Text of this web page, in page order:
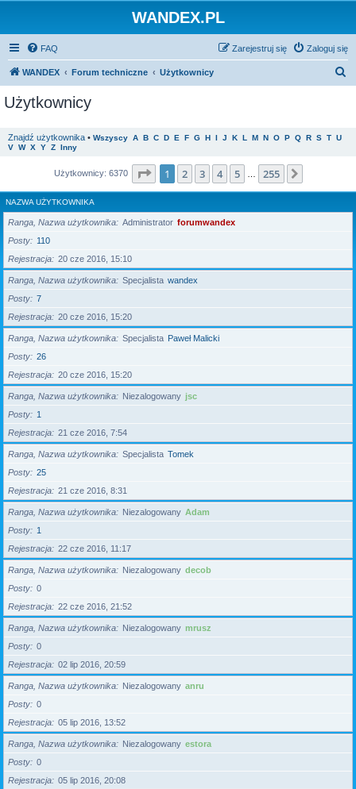
WANDEX.PL
FAQ Zaloguj się
Zarejestruj się
WANDEX Forum techniczne Użytkownicy
Użytkownicy
Znajdź użytkownika • Wszyscy A B C D E F G H I J K L M N O P Q R S T U
V W X Y Z Inny
Użytkownicy: 6370 Strona1 z255
1 2 3 4 5 255
NAZWA UŻYTKOWNIKA
Ranga, Nazwa użytkownika Administrator forumwandex
Posty
110
Rejestracja
20 cze 2016, 15:10
Ranga, Nazwa użytkownika Specjalista wandex
Posty
7
Rejestracja
20 cze 2016, 15:20
Ranga, Nazwa użytkownika Specjalista Paweł Malicki
Posty
26
Rejestracja
20 cze 2016, 15:20
Ranga, Nazwa użytkownika Niezalogowany jsc
Posty
1
Rejestracja
21 cze 2016, 7:54
Ranga, Nazwa użytkownika Specjalista Tomek
Posty
25
Rejestracja
21 cze 2016, 8:31
Ranga, Nazwa użytkownika Niezalogowany Adam
Posty
1
Rejestracja
22 cze 2016, 11:17
Ranga, Nazwa użytkownika Niezalogowany decob
Posty
0
Rejestracja
22 cze 2016, 21:52
Ranga, Nazwa użytkownika Niezalogowany mrusz
Posty
0
Rejestracja
02 lip 2016, 20:59
Ranga, Nazwa użytkownika Niezalogowany anru
Posty
0
Rejestracja
05 lip 2016, 13:52
Ranga, Nazwa użytkownika Niezalogowany estora
Posty
0
Rejestracja
05 lip 2016, 20:08